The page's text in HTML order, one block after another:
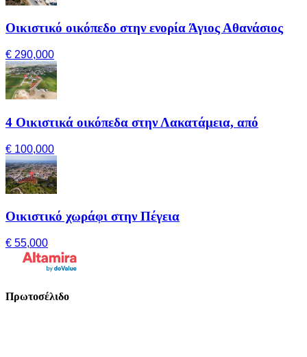
Οικιστικό οικόπεδο στην ενορία Άγιος Αθανάσιος
€ 290,000
4 Οικιστικά οικόπεδα στην Λακατάμεια, από
€ 100,000
Οικιστικό χωράφι στην Πέγεια
€ 55,000
Πρωτοσέλιδο